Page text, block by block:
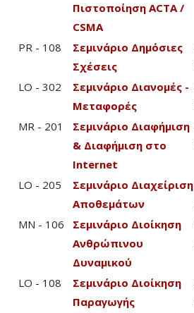
Πιστοποίηση ACTA /
CSMA
PR - 108
Σεμινάριο Δημόσιες
Σχέσεις
LO - 302
Σεμινάριο Διανομές -
Μεταφορές
MR - 201
Σεμινάριο Διαφήμιση
& Διαφήμιση στο
Internet
LO - 205
Σεμινάριο Διαχείριση
Αποθεμάτων
MN - 106
Σεμινάριο Διοίκηση
Ανθρώπινου
Δυναμικού
LO - 108
Σεμινάριο Διοίκηση
Παραγωγής